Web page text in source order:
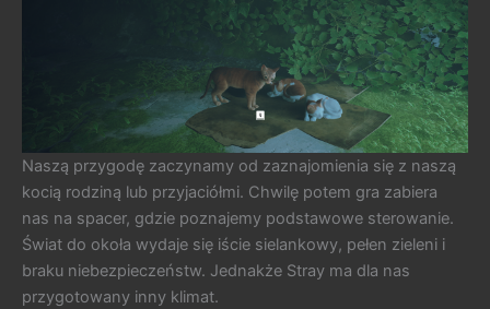
Naszą przygodę zaczynamy od zaznajomienia się z naszą
kocią rodziną lub przyjaciółmi. Chwilę potem gra zabiera
nas na spacer, gdzie poznajemy podstawowe sterowanie.
Świat do okoła wydaje się iście sielankowy, pełen zieleni i
braku niebezpieczeństw. Jednakże Stray ma dla nas
przygotowany inny klimat.